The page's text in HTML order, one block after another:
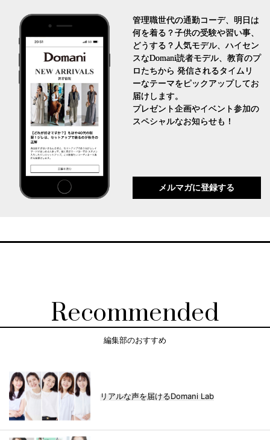
管理職世代の通勤コーデ、明日は
何を着る？子供の受験や習い事、
どうする？人気モデル、ハイセン
スなDomani読者モデル、教育のプ
ロたちから 発信されるタイムリ
ーなテーマをピックアップしてお
届けします。
プレゼント企画やイベント参加の
スペシャルなお知らせも！
メルマガに登録する
Recommended
編集部のおすすめ
リアルな声を届けるDomani Lab